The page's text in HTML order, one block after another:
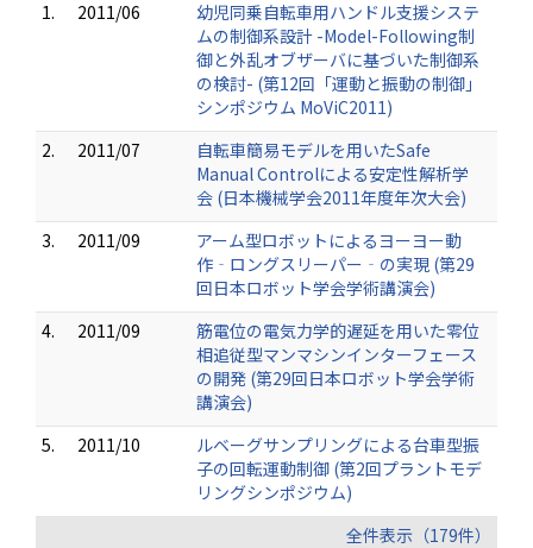
1. 2011/06
幼児同乗自転車用ハンドル支援システ
ムの制御系設計 -Model-Following制
御と外乱オブザーバに基づいた制御系
の検討- (第12回「運動と振動の制御」
シンポジウム MoViC2011)
2.
2011/07
自転車簡易モデルを用いたSafe
Manual Controlによる安定性解析学
会 (日本機械学会2011年度年次大会)
3.
2011/09
アーム型ロボットによるヨーヨー動
作‐ロングスリーパー‐の実現 (第29
回日本ロボット学会学術講演会)
4.
2011/09
筋電位の電気力学的遅延を用いた零位
相追従型マンマシンインターフェース
の開発 (第29回日本ロボット学会学術
講演会)
5.
2011/10
ルベーグサンプリングによる台車型振
子の回転運動制御 (第2回プラントモデ
リングシンポジウム)
全件表示（179件）